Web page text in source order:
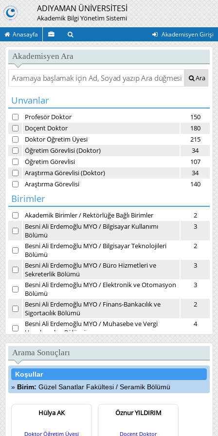
ADIYAMAN ÜNİVERSİTESİ
Akademik Bilgi Yönetim Sistemi
Anasayfa Akademisyen Girişi
Akademisyen Ara
Ara
Unvanlar
Profesör Doktor
150
Doçent Doktor
180
Doktor Öğretim Üyesi
215
Öğretim Görevlisi (Doktor)
34
Öğretim Görevlisi
107
Araştırma Görevlisi (Doktor)
34
Araştırma Görevlisi
140
Birimler
Akademik Birimler/ Rektörlüğe Bağlı Birimler
2
Besni Ali Erdemoğlu MYO/ Bilgisayar Kullanımı
Bölümü
3
Besni Ali Erdemoğlu MYO/ Bilgisayar Teknolojileri
Bölümü
2
Besni Ali Erdemoğlu MYO/ Büro Hizmetleri ve
Sekreterlik Bölümü
3
Besni Ali Erdemoğlu MYO/ Elektronik ve Otomasyon
Bölümü
3
Besni Ali Erdemoğlu MYO/ Finans-Bankacılık ve
Sigortacılık Bölümü
2
Besni Ali Erdemoğlu MYO/ Muhasebe ve Vergi
Uygulamaları Bölümü
4
Besni Ali Erdemoğlu MYO/Yönetim ve Organizasyon
Bölümü
2
Daire Başkanlıkları/Kütüphane ve Dokümantasyon
Daire Başkanlığı
1
Devlet Konservatuvarı/Müzikoloji Bölümü
7
Diş Hekimliği Fakültesi/Ağız, Diş ve Çene Cerrahisi
Kliniği
4
Diş Hekimliği Fakültesi
Ağız, Diş ve Çene Radyolojisi
Diş Hekimliği Fakültesi Endodonti Kliniği
Arama Sonuçları
Koşullar
Birim: Güzel Sanatlar Fakültesi / Seramik Bölümü
Hülya AK
Doktor Öğretim Üyesi
Öznur YILDIRIM
Doçent Doktor